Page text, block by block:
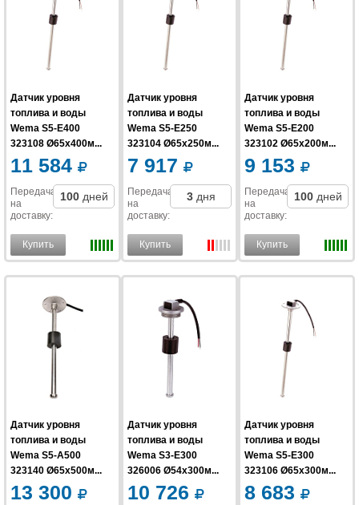
Датчик уровня
топлива и воды
Wema S5-E400
323108 Ø65x400м...
11 584
Передача
на
доставку:
100 дней
Купить
Датчик уровня
топлива и воды
Wema S5-E250
323104 Ø65x250м...
7 917
Передача
на
доставку:
3 дня
Купить
Датчик уровня
топлива и воды
Wema S5-E200
323102 Ø65x200м...
9 153
Передача
на
доставку:
100 дней
Купить
Датчик уровня
топлива и воды
Wema S5-A500
323140 Ø65x500м...
13 300
Датчик уровня
топлива и воды
Wema S3-E300
326006 Ø54x300м...
10 726
Датчик уровня
топлива и воды
Wema S5-E300
323106 Ø65x300м...
8 683